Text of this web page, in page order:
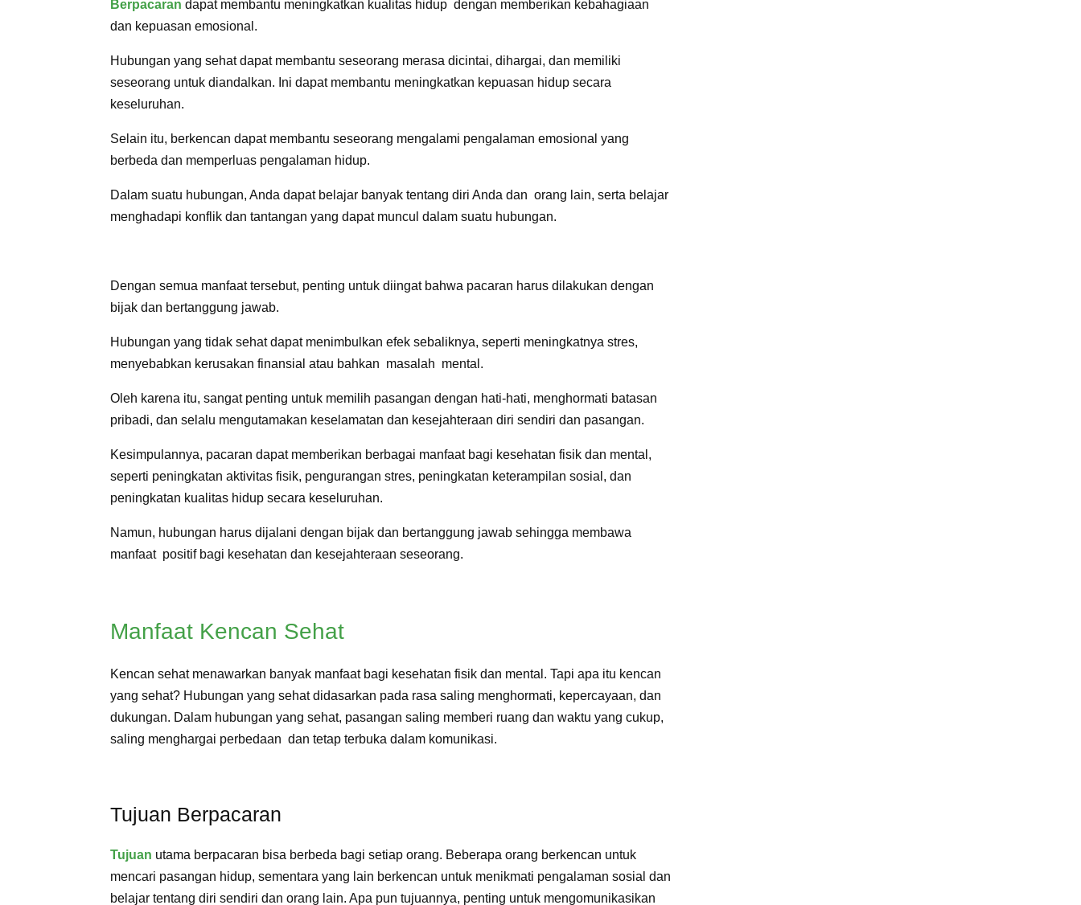
Berpacaran dapat membantu meningkatkan kualitas hidup dengan memberikan kebahagiaan
dan kepuasan emosional.
Hubungan yang sehat dapat membantu seseorang merasa dicintai, dihargai, dan memiliki
seseorang untuk diandalkan. Ini dapat membantu meningkatkan kepuasan hidup secara
keseluruhan.
Selain itu, berkencan dapat membantu seseorang mengalami pengalaman emosional yang
berbeda dan memperluas pengalaman hidup.
Dalam suatu hubungan, Anda dapat belajar banyak tentang diri Anda dan orang lain, serta belajar
menghadapi konflik dan tantangan yang dapat muncul dalam suatu hubungan.
Dengan semua manfaat tersebut, penting untuk diingat bahwa pacaran harus dilakukan dengan
bijak dan bertanggung jawab.
Hubungan yang tidak sehat dapat menimbulkan efek sebaliknya, seperti meningkatnya stres,
menyebabkan kerusakan finansial atau bahkan masalah mental.
Oleh karena itu, sangat penting untuk memilih pasangan dengan hati-hati, menghormati batasan
pribadi, dan selalu mengutamakan keselamatan dan kesejahteraan diri sendiri dan pasangan.
Kesimpulannya, pacaran dapat memberikan berbagai manfaat bagi kesehatan fisik dan mental,
seperti peningkatan aktivitas fisik, pengurangan stres, peningkatan keterampilan sosial, dan
peningkatan kualitas hidup secara keseluruhan.
Namun, hubungan harus dijalani dengan bijak dan bertanggung jawab sehingga membawa
manfaat positif bagi kesehatan dan kesejahteraan seseorang.
Manfaat Kencan Sehat
Kencan sehat menawarkan banyak manfaat bagi kesehatan fisik dan mental. Tapi apa itu kencan
yang sehat? Hubungan yang sehat didasarkan pada rasa saling menghormati, kepercayaan, dan
dukungan. Dalam hubungan yang sehat, pasangan saling memberi ruang dan waktu yang cukup,
saling menghargai perbedaan dan tetap terbuka dalam komunikasi.
Tujuan Berpacaran
Tujuan utama berpacaran bisa berbeda bagi setiap orang. Beberapa orang berkencan untuk
mencari pasangan hidup, sementara yang lain berkencan untuk menikmati pengalaman sosial dan
belajar tentang diri sendiri dan orang lain. Apa pun tujuannya, penting untuk mengomunikasikan